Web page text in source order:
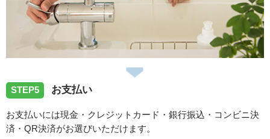
STEP5 お支払い
お支払いには現金・クレジットカード・銀行振込・コンビニ決
済・QR決済がお選びいただけます。